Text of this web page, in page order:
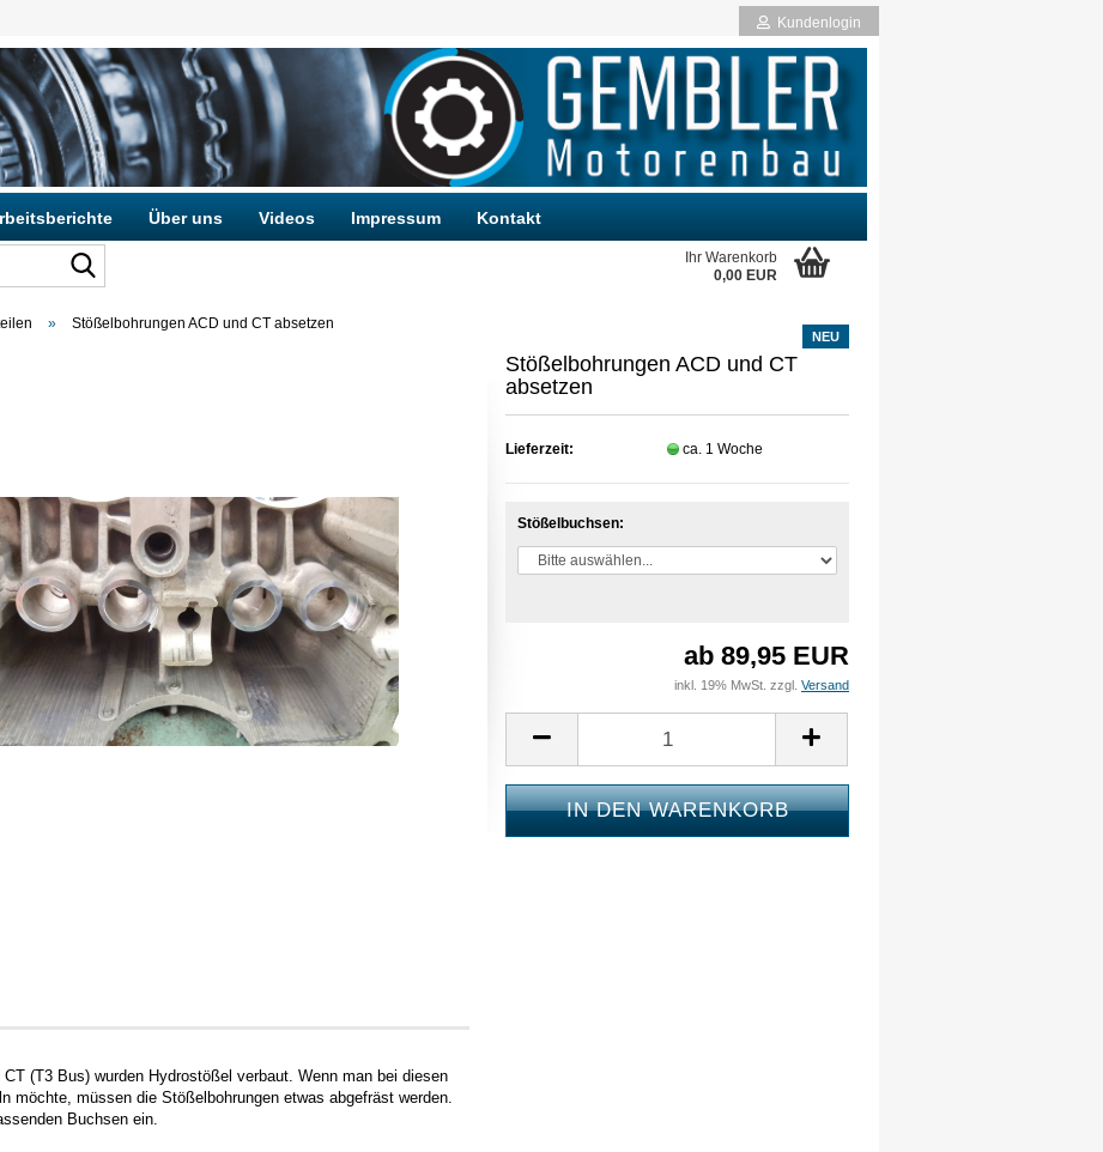
Kundenlogin
Passwort vergessen?
Ihr Warenkorb
0,00 EUR
Über uns Videos Impressum Kontakt
» Stößelbohrungen ACD und CT absetzen
NEU
Stößelbohrungen ACD und CT
absetzen
Lieferzeit: ca. 1 Woche
Stößelbuchsen:
ab 89,95 EUR
inkl. 19% MwSt. zzgl. Versand
(T3 Bus) wurden Hydrostößel verbaut. Wenn man bei diesen
möchte, müssen die Stößelbohrungen etwas abgefräst werden.
Buchsen ein.